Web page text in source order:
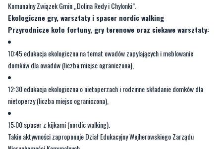
Komunalny Związek Gmin „Dolina Redy i Chylonki”.
Ekologiczne gry, warsztaty i spacer nordic walking
Przyrodnicze koło fortuny, gry terenowe oraz ciekawe warsztaty:
10:45 edukacja ekologiczna na temat owadów zapylających i meblowanie
domków dla owadów (liczba miejsc ograniczona),
12:30 edukacja ekologiczna o nietoperzach i rodzinne składanie domków dla
nietoperzy (liczba miejsc ograniczona),
15:00 spacer z kijkami (nordic walking).
Takie aktywności zaproponuje Dział Edukacyjny Wejherowskiego Zarządu